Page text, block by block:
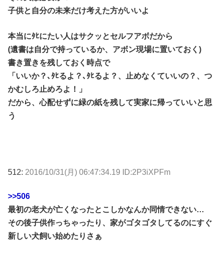
子供と自分の未来だけ考えた方がいいよ
本当にﾀﾋにたい人はサクッとセルフアボだから
(遺書は自分で持っているか、アボン現場に置いておく)
書き置きを残しておく時点で
「いいか？､ﾀﾋるよ？､ﾀﾋるよ？、止めなくていいの？、つ
かむしろ止めろよ！」
だから、心配せずに緑の紙を残して実家に帰っていいと思
う
512: 2016/10/31(月) 06:47:34.19 ID:2P3iXPFm
>>506
最初の老犬が亡くなったとこしかなんか同情できない…
その後子供作っちゃったり、家がゴタゴタしてるのにすぐ
新しい犬飼い始めたりさぁ